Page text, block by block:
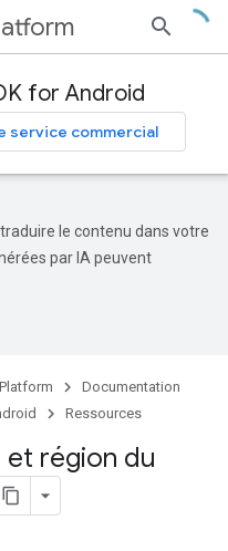
for Android
service commercial
le contenu dans votre
par IA peuvent
Documentation
Ressources
région du